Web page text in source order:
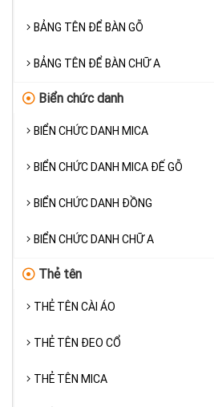
BẢNG TÊN ĐỂ BÀN GỖ
BẢNG TÊN ĐỂ BÀN CHỮ A
Biển chức danh
BIỂN CHỨC DANH MICA
BIỂN CHỨC DANH MICA ĐẾ GỖ
BIỂN CHỨC DANH ĐỒNG
BIỂN CHỨC DANH CHỮ A
Thẻ tên
THẺ TÊN CÀI ÁO
THẺ TÊN ĐEO CỔ
THẺ TÊN MICA